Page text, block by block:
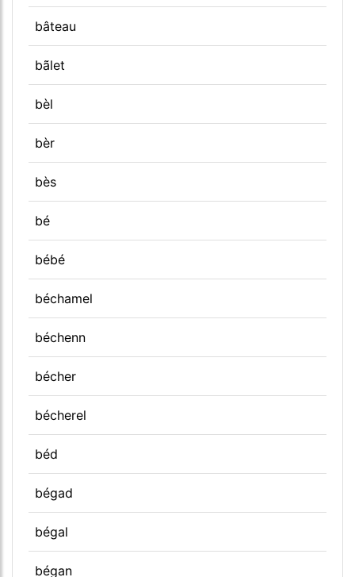
bâteau
bãlet
bèl
bèr
bès
bé
bébé
béchamel
béchenn
bécher
bécherel
béd
bégad
bégal
bégan